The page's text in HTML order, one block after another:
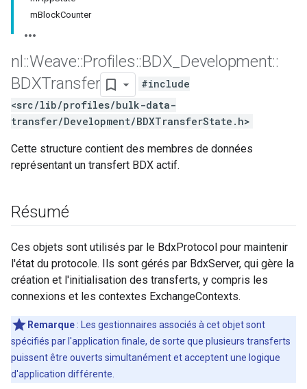
mBlockCounter
nl ::Weave::Profiles::BDX Development::
BDXTransfer
#include
<src/lib/profiles/bulk-data-
transfer/Development/BDXTransferState.h>
Cette structure contient des membres de données
représentant un transfert BDX actif.
Résumé
Ces objets sont utilisés par le BdxProtocol pour maintenir
l'état du protocole. Ils sont gérés par BdxServer, qui gère la
création et l'initialisation des transferts, y compris les
connexions et les contextes ExchangeContexts.
Remarque : Les gestionnaires associés à cet objet sont
spécifiés par l'application finale, de sorte que plusieurs transferts
puissent être ouverts simultanément et acceptent une logique
d'application différente.